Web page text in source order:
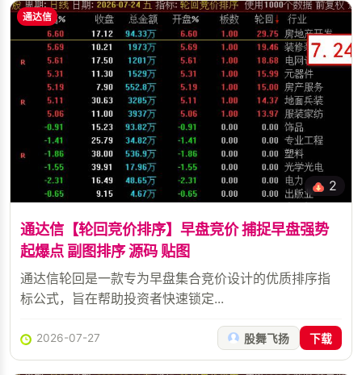
通达信
2
通达信【轮回竞价排序】早盘竞价 捕捉早盘强势
起爆点 副图排序 源码 贴图
通达信轮回是一款专为早盘集合竞价设计的优质排序指
标公式，旨在帮助投资者快速锁定...
2026-07-27 股舞飞扬 下载